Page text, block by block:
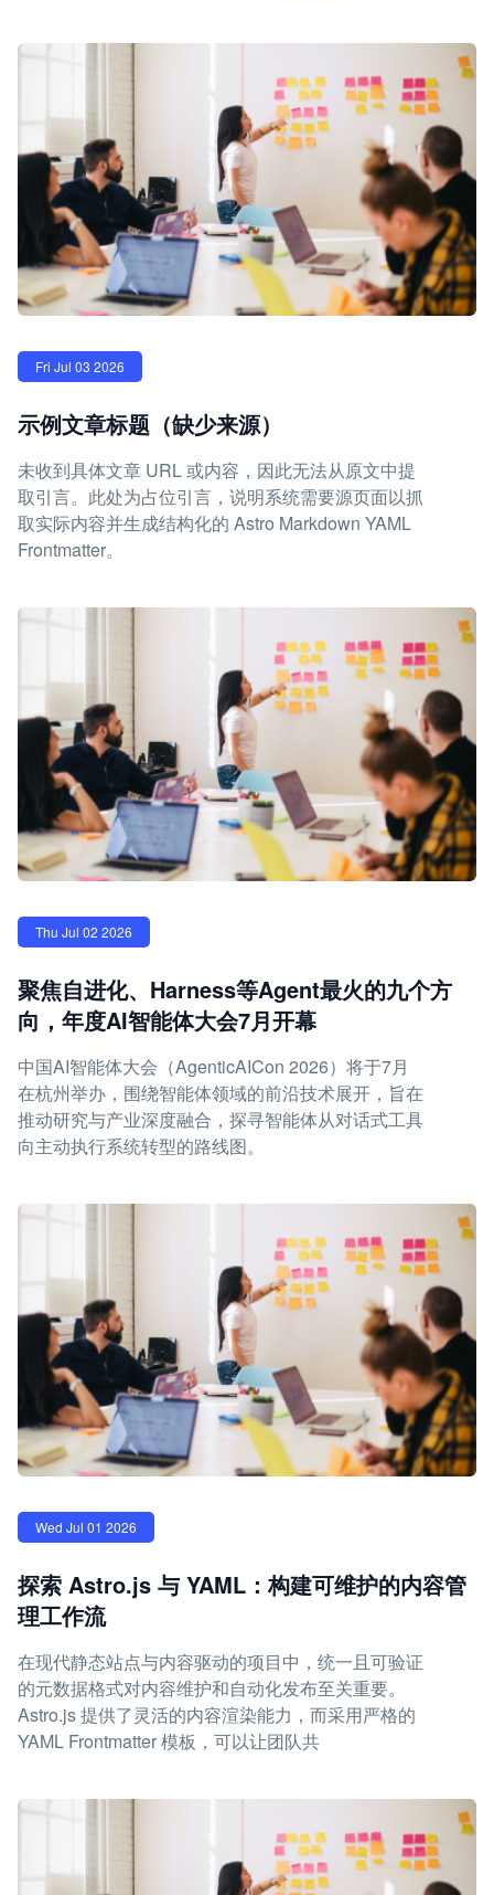
Fri Jul 03 2026
示例文章标题（缺少来源）
未收到具体文章 URL 或内容，因此无法从原文中提
取引言。此处为占位引言，说明系统需要源页面以抓
取实际内容并生成结构化的 Astro Markdown YAML
Frontmatter。
Thu Jul 02 2026
聚焦自进化、Harness等Agent最火的九个方
向，年度AI智能体大会7月开幕
中国AI智能体大会（AgenticAICon 2026）将于7月
在杭州举办，围绕智能体领域的前沿技术展开，旨在
推动研究与产业深度融合，探寻智能体从对话式工具
向主动执行系统转型的路线图。
Wed Jul 01 2026
探索 Astro.js 与 YAML：构建可维护的内容管
理工作流
在现代静态站点与内容驱动的项目中，统一且可验证
的元数据格式对内容维护和自动化发布至关重要。
Astro.js 提供了灵活的内容渲染能力，而采用严格的
YAML Frontmatter 模板，可以让团队共